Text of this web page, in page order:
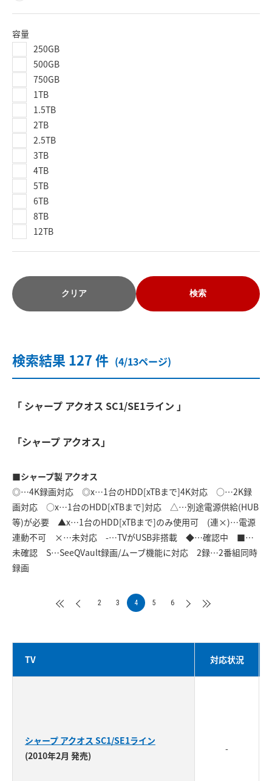
容量
250GB
500GB
750GB
1TB
1.5TB
2TB
2.5TB
3TB
4TB
5TB
6TB
8TB
12TB
クリア 検索
検索結果 127 件 (4/13ページ)
「 シャープ アクオス SC1/SE1ライン 」
「シャープ アクオス」
■シャープ製 アクオス
◎…4K録画対応 ◎x…1台のHDD[xTBまで]4K対応 ○…2K録
画対応 ○x…1台のHDD[xTBまで]対応 △…別途電源供給(HUB
等)が必要 ▲x…1台のHDD[xTBまで]のみ使用可 (連×)…電源
連動不可 ×…未対応 -…TVがUSB非搭載 ◆…確認中 ■…
未確認 S…SeeQVault録画/ムーブ機能に対応 2録…2番組同時
録画
2 3 4 5 6
TV 対応状況
シャープ アクオス SC1/SE1ライン
(2010年2月 発売)
-